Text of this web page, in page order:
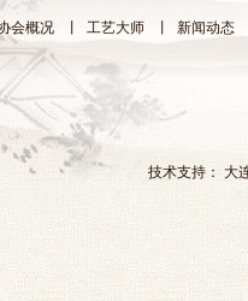
会概况 工艺大师 新闻动态
技术支持： 大